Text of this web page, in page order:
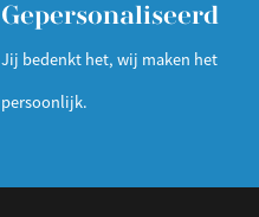
Gepersonaliseerd
Jij bedenkt het, wij maken het
persoonlijk.